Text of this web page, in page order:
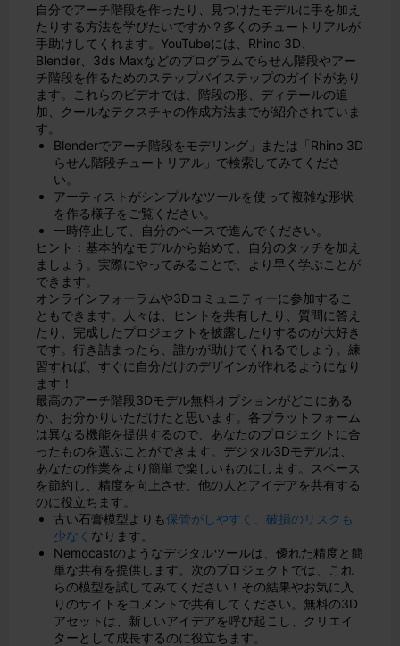
自分でアーチ階段を作ったり、見つけたモデルに手を加え
たりする方法を学びたいですか？多くのチュートリアルが
手助けしてくれます。YouTubeには、Rhino 3D、
Blender、3ds Maxなどのプログラムでらせん階段やアー
チ階段を作るためのステップバイステップのガイドがあり
ます。これらのビデオでは、階段の形、ディテールの追
加、クールなテクスチャの作成方法までが紹介されていま
す。
Blenderでアーチ階段をモデリング」または「Rhino 3D
らせん階段チュートリアル」で検索してみてくださ
い。
アーティストがシンプルなツールを使って複雑な形状
を作る様子をご覧ください。
一時停止して、自分のペースで進んでください。
ヒント：基本的なモデルから始めて、自分のタッチを加え
ましょう。実際にやってみることで、より早く学ぶことが
できます。
オンラインフォーラムや3Dコミュニティーに参加するこ
ともできます。人々は、ヒントを共有したり、質問に答え
たり、完成したプロジェクトを披露したりするのが大好き
です。行き詰まったら、誰かが助けてくれるでしょう。練
習すれば、すぐに自分だけのデザインが作れるようになり
ます！
最高のアーチ階段3Dモデル無料オプションがどこにある
か、お分かりいただけたと思います。各プラットフォーム
は異なる機能を提供するので、あなたのプロジェクトに合
ったものを選ぶことができます。デジタル3Dモデルは、
あなたの作業をより簡単で楽しいものにします。スペース
を節約し、精度を向上させ、他の人とアイデアを共有する
のに役立ちます。
古い石膏模型よりも保管がしやすく、破損のリスクも
少なく なります。
Nemocastのようなデジタルツールは、優れた精度と簡
単な共有を提供します。次のプロジェクトでは、これ
らの模型を試してみてください！その結果やお気に入
りのサイトをコメントで共有してください。無料の3D
アセットは、新しいアイデアを呼び起こし、クリエイ
ターとして成長するのに役立ちます。